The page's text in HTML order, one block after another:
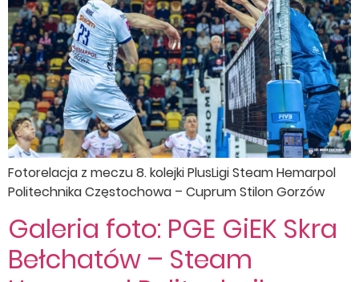
Fotorelacja z meczu 8. kolejki PlusLigi Steam Hemarpol
Politechnika Częstochowa – Cuprum Stilon Gorzów
Galeria foto: PGE GiEK Skra
Bełchatów – Steam